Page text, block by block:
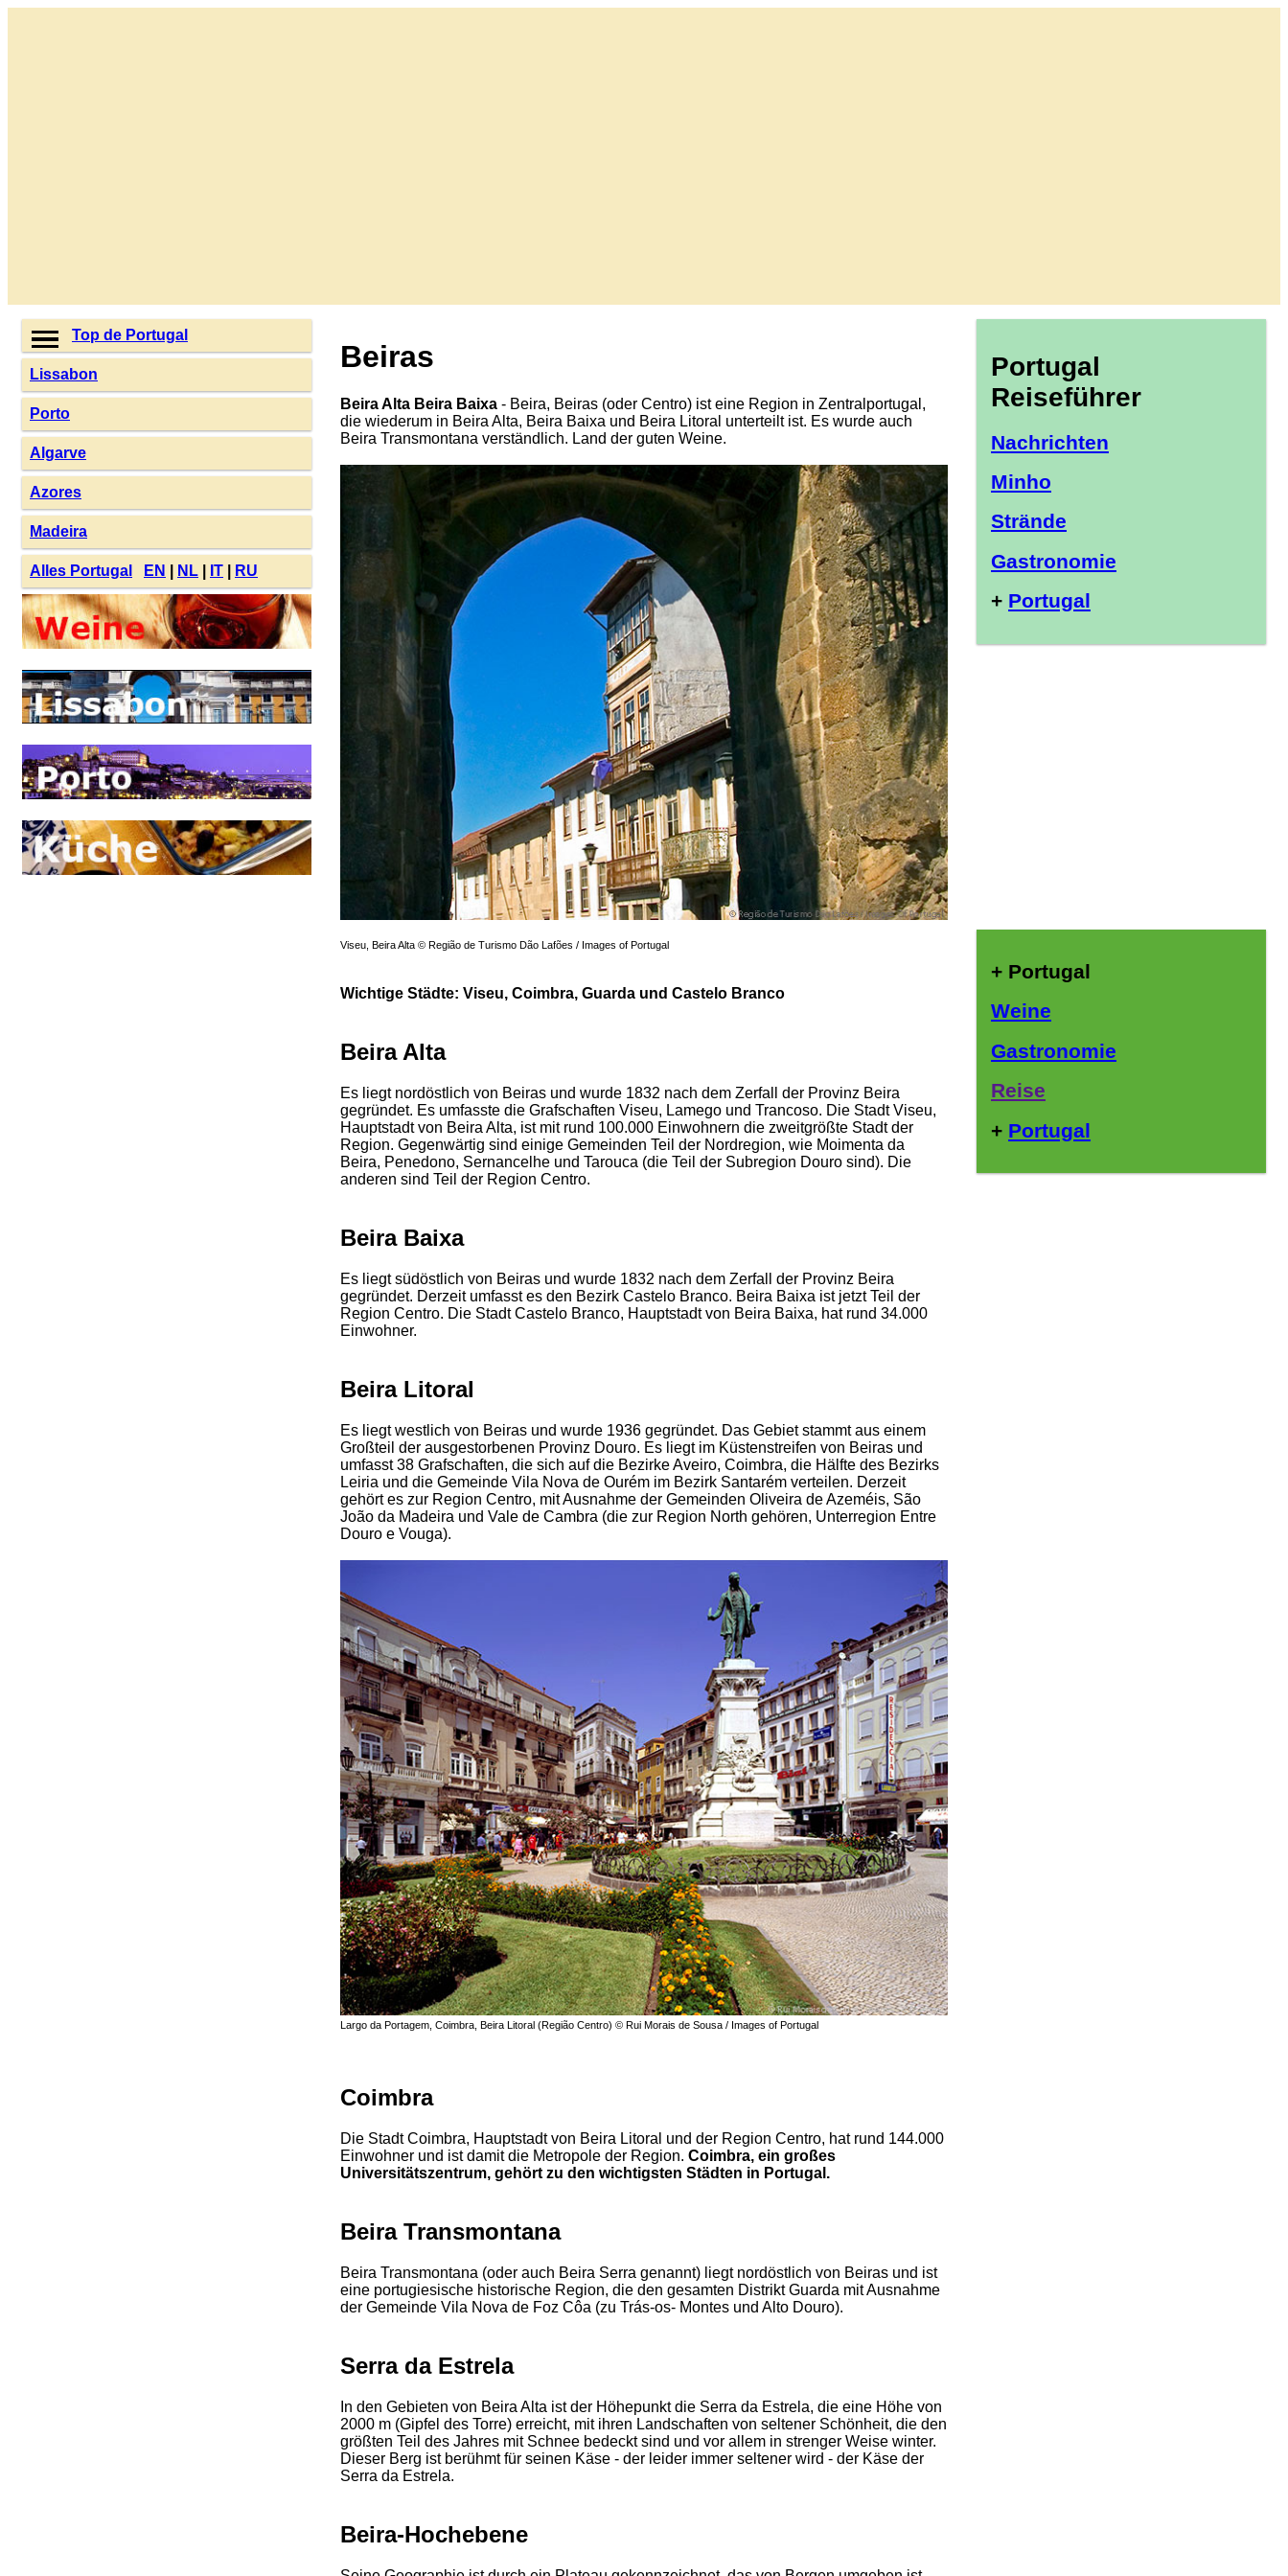
Top de Portugal
Lissabon
Porto
Algarve
Azores
Madeira
Alles Portugal EN NL IT RU
Beiras
Beira Alta Beira Baixa - Beira, Beiras (oder Centro) ist eine Region in Zentralportugal,
die wiederum in Beira Alta, Beira Baixa und Beira Litoral unterteilt ist. Es wurde auch
Beira Transmontana verständlich. Land der guten Weine.
Viseu, Beira Alta © Região de Turismo Dão Lafões / Images of Portugal
Wichtige Städte: Viseu, Coimbra, Guarda und Castelo Branco
Beira Alta
Es liegt nordöstlich von Beiras und wurde 1832 nach dem Zerfall der Provinz Beira
gegründet. Es umfasste die Grafschaften Viseu, Lamego und Trancoso. Die Stadt Viseu,
Hauptstadt von Beira Alta, ist mit rund 100.000 Einwohnern die zweitgrößte Stadt der
Region. Gegenwärtig sind einige Gemeinden Teil der Nordregion, wie Moimenta da
Beira, Penedono, Sernancelhe und Tarouca (die Teil der Subregion Douro sind). Die
anderen sind Teil der Region Centro.
Beira Baixa
Es liegt südöstlich von Beiras und wurde 1832 nach dem Zerfall der Provinz Beira
gegründet. Derzeit umfasst es den Bezirk Castelo Branco. Beira Baixa ist jetzt Teil der
Region Centro. Die Stadt Castelo Branco, Hauptstadt von Beira Baixa, hat rund 34.000
Einwohner.
Beira Litoral
Es liegt westlich von Beiras und wurde 1936 gegründet. Das Gebiet stammt aus einem
Großteil der ausgestorbenen Provinz Douro. Es liegt im Küstenstreifen von Beiras und
umfasst 38 Grafschaften, die sich auf die Bezirke Aveiro, Coimbra, die Hälfte des Bezirks
Leiria und die Gemeinde Vila Nova de Ourém im Bezirk Santarém verteilen. Derzeit
gehört es zur Region Centro, mit Ausnahme der Gemeinden Oliveira de Azeméis, São
João da Madeira und Vale de Cambra (die zur Region North gehören, Unterregion Entre
Douro e Vouga).
Largo da Portagem, Coimbra, Beira Litoral (Região Centro) © Rui Morais de Sousa / Images of Portugal
Coimbra
Die Stadt Coimbra, Hauptstadt von Beira Litoral und der Region Centro, hat rund 144.000
Einwohner und ist damit die Metropole der Region. Coimbra, ein großes
Universitätszentrum, gehört zu den wichtigsten Städten in Portugal.
Beira Transmontana
Beira Transmontana (oder auch Beira Serra genannt) liegt nordöstlich von Beiras und ist
eine portugiesische historische Region, die den gesamten Distrikt Guarda mit Ausnahme
der Gemeinde Vila Nova de Foz Côa (zu Trás-os- Montes und Alto Douro).
Serra da Estrela
In den Gebieten von Beira Alta ist der Höhepunkt die Serra da Estrela, die eine Höhe von
2000 m (Gipfel des Torre) erreicht, mit ihren Landschaften von seltener Schönheit, die den
größten Teil des Jahres mit Schnee bedeckt sind und vor allem in strenger Weise winter.
Dieser Berg ist berühmt für seinen Käse - der leider immer seltener wird - der Käse der
Serra da Estrela.
Beira-Hochebene
Portugal
Reiseführer
Nachrichten
Minho
Strände
Gastronomie
+ Portugal
+ Portugal
Weine
Gastronomie
Reise
+ Portugal